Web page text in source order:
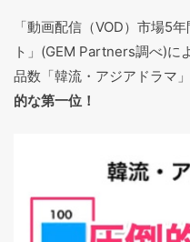
「動画配信（VOD）市場5
ト」(GEM Partners調べ)に
品数「韓流・アジアドラマ
的な第一位！